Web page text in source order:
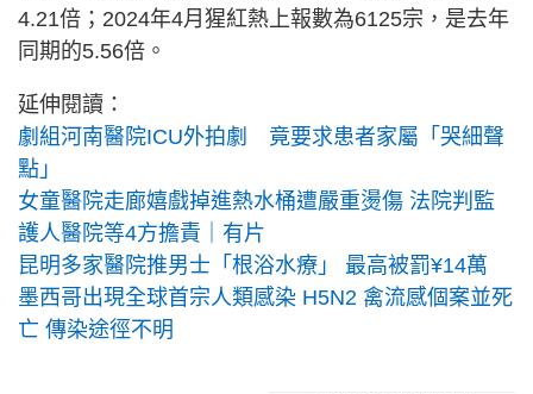
4.21倍；2024年4月猩紅熱上報數為6125宗，是去年
同期的5.56倍。
延伸閱讀：
劇組河南醫院ICU外拍劇 竟要求患者家屬「哭細聲
點」
女童醫院走廊嬉戲掉進熱水桶遭嚴重燙傷 法院判監
護人醫院等4方擔責｜有片
昆明多家醫院推男士「根浴水療」 最高被罰¥14萬
墨西哥出現全球首宗人類感染 H5N2 禽流感個案並死
亡 傳染途徑不明